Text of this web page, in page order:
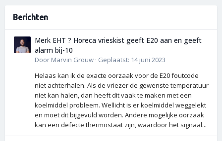
Berichten
Merk EHT ? Horeca vrieskist geeft E20 aan en geeft
alarm bij-10
Door Marvin Grouw · Geplaatst: 14 juni 2023
Helaas kan ik de exacte oorzaak voor de E20 foutcode
niet achterhalen. Als de vriezer de gewenste temperatuur
niet kan halen, dan heeft dit vaak te maken met een
koelmiddel probleem. Wellicht is er koelmiddel weggelekt
en moet dit bijgevuld worden. Andere mogelijke oorzaak
kan een defecte thermostaat zijn, waardoor het signaal...